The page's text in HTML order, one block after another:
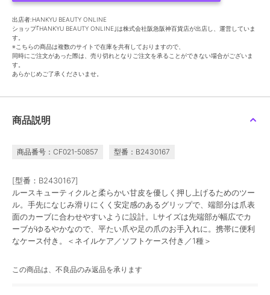
出店者:HANKYU BEAUTY ONLINE
ショップ｢HANKYU BEAUTY ONLINE｣は株式会社阪急阪神百貨店が出店し、運営していま
す。
※こちらの商品は複数のサイトで在庫を共有しておりますので、
同時にご注文があった際は、売り切れとなりご注文を承ることができない場合がございま
す。
あらかじめご了承くださいませ。
商品説明
商品番号：CF021-50857 型番：B2430167
[型番：B2430167]
ルースキューティクルと柔らかい甘皮を優しく押し上げるためのツー
ル。手先になじみ滑りにくく安定感のあるグリップで、端部分は爪表
面のカーブに合わせやすいように設計。Lサイズは先端部が幅広でカ
ーブがゆるやかなので、平たい爪や足の爪のお手入れに。携帯に便利
なケース付き。＜ネイルケア／ソフトケース付き／1種＞
この商品は、不良品のみ返品を承ります